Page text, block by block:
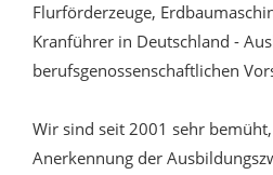
Flurförderzeuge,
Kranführer in Deutschland -
berufsgenossenschaftlichen
Wir sind seit 2001 sehr
Anerkennung der